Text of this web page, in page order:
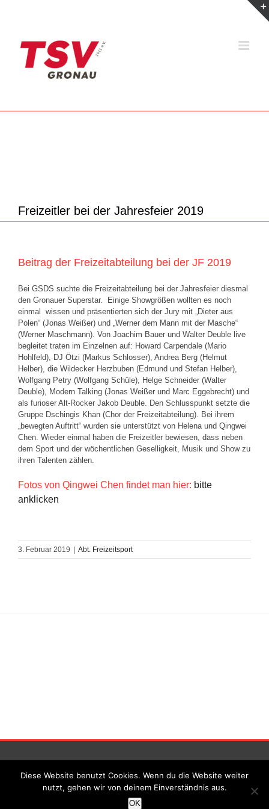
Freizeitler bei der Jahresfeier 2019
Beitrag der Freizeitabteilung bei der JF 2019
Bei GSDS suchte die Freizeitabteilung bei der Jahresfeier diesmal
den Gronauer Superstar. Einige Showgrößen wollten es noch
einmal wissen und präsentierten sich der Jury mit „Dieter aus
Polen“ (Jonas Weißer) und „Werner dem Mann mit der Masche“
(Werner Maschmann). Von Joachim Bauer und Walter Deuble live
begleitet traten im Einzelnen auf: Howard Carpendale (Mario
Hohlfeld), DJ Ötzi (Markus Schlosser), Andrea Berg (Helmut
Helber), die Wildecker Herzbuben (Edmund und Stefan Helber),
Wolfgang Petry (Wolfgang Schüle), Helge Schneider (Walter
Deuble), Modern Talking (Jonas Weißer und Marc Eggebrecht) und
als furioser Alt-Rocker Jakob Deuble. Den Schlusspunkt setzte die
Gruppe Dschingis Khan (Chor der Freizeitabteilung). Bei ihrem
„bewegten Auftritt“ wurden sie unterstützt von Helena und Qingwei
Chen. Wieder einmal haben die Freizeitler bewiesen, dass neben
dem Sport und der wöchentlichen Geselligkeit, Musik und Show zu
ihren Talenten zählen.
Fotos von Qingwei Chen findet man hier: bitte
anklicken
3. Februar 2019 | Abt. Freizeitsport
© TSV Gronau 1911 e.V. | All Rights Reserved
Diese Website benutzt Cookies. Wenn du die Website weiter
nutzt, gehen wir von deinem Einverständnis aus.
OK